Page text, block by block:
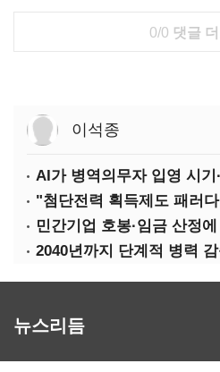
0/0 댓글 더
이석종
AI가 병역의무자 입영 시기
민간기업 호봉·임금 산정
뉴스리듬